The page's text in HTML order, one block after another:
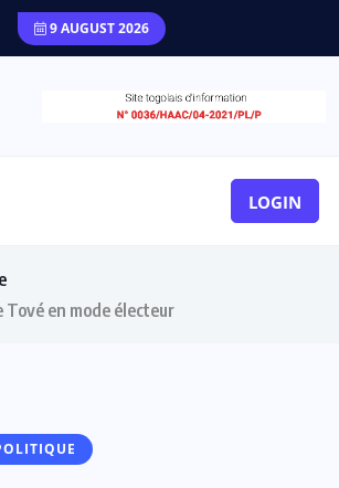
9 AUGUST 2026
LOGIN
Tové en mode électeur